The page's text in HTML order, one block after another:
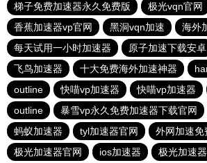
梯子免费加速器永久免费版
极光vqn官网
香蕉加速器vp官网
黑洞vqn加速
海外
每天试用一小时加速器
原子加速下载安卓
飞鸟加速器
十大免费海外加速神器
outline
快喵vp加速器 快喵vp加速器
outline
暴雪vp永久免费加速器下载官网
蚂蚁加速器
tyl加速器官网
外网加速免
极光加速器官网
ios加速器 极光加速器